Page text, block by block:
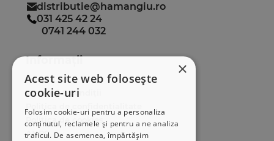
×
Acest site web folosește
cookie-uri
Folosim cookie-uri pentru a personaliza
conținutul, reclamele și pentru a ne analiza
traficul. De asemenea, împărtășim
distributie@hamangiu.ro
031 425 42 24
0741 244 032
Informații
Despre noi
Termeni & condiții
Politica de cookies
ANPC